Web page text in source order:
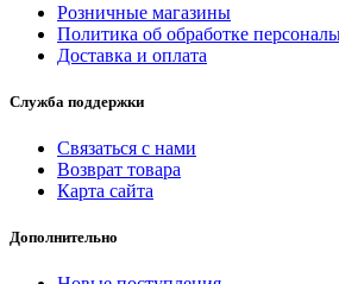
Розничные магазины
Политика об обработке
Доставка и оплата
Служба поддержки
Связаться с нами
Возврат товара
Карта сайта
Дополнительно